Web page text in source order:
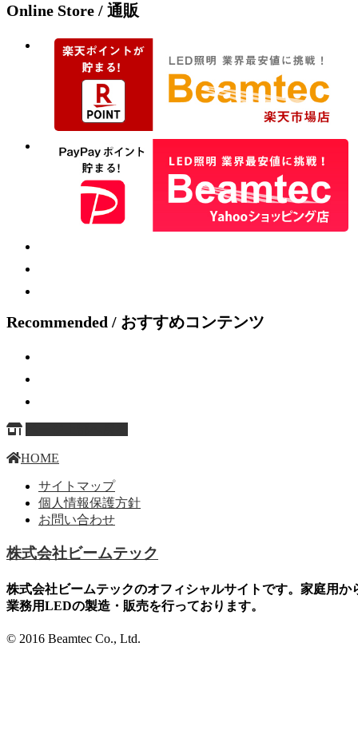
Online Store / 通販
Recommended / おすすめコンテンツ
HOME
サイトマップ
個人情報保護方針
お問い合わせ
株式会社ビームテック
株式会社ビームテックのオフィシャルサイトです。家庭用か
業務用LEDの製造・販売を行っております。
© 2016 Beamtec Co., Ltd.